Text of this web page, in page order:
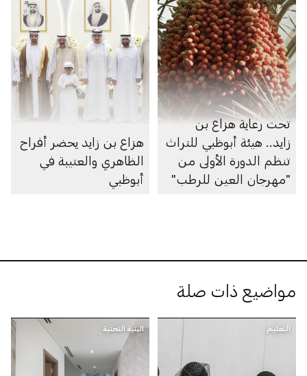
تحت رعاية هزاع بن
زايد.. هيئة أبوظبي للتراث
تنظم الدورة الأولى من
"مهرجان العين للرطب"
هزاع بن زايد يحضر أفراح
الظاهري والعتيبة في
أبوظبي
مواضيع ذات صلة
التعليم البنية التحتية